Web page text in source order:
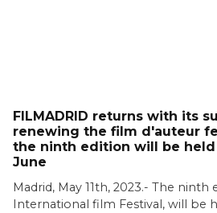
FILMADRID returns with its
renewing the film d'auteur
the ninth edition will be held
June
Madrid, May 11th, 2023.- The
International film Festival, will be